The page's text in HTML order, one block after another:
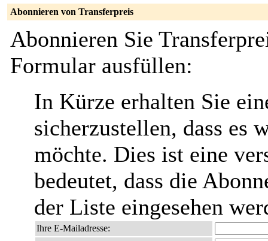
Abonnieren von Transferpreis
Abonnieren Sie
Formular ausfüllen:
In Kürze erhalten Sie
sicherzustellen, dass es
möchte. Dies ist eine
bedeutet, dass die
der Liste eingesehen
Ihre E-Mailadresse: